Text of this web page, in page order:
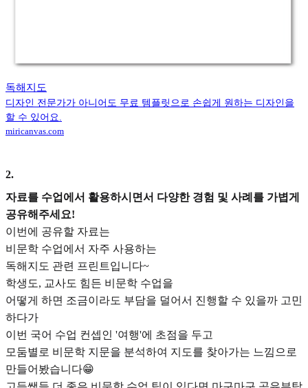
독해지도
디자인 전문가가 아니어도 무료 템플릿으로 손쉽게 원하는 디자인을
할 수 있어요.
miricanvas.com
2.
자료를 수업에서 활용하시면서 다양한 경험 및 사례를 가볍게
공유해주세요!
이번에 공유할 자료는
비문학 수업에서 자주 사용하는
독해지도 관련 프린트입니다~
학생도, 교사도 힘든 비문학 수업을
어떻게 하면 조금이라도 부담을 덜어서 진행할 수 있을까 고민
하다가
이번 국어 수업 컨셉인 '여행'에 초점을 두고
모둠별로 비문학 지문을 분석하여 지도를 찾아가는 느낌으로
만들어봤습니다😁